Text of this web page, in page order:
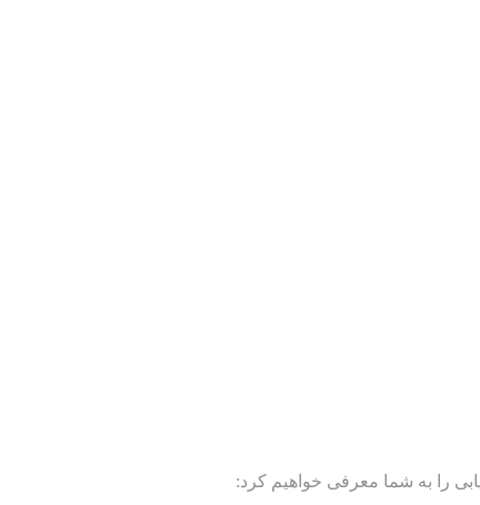
را به شما معرفی خواهیم کرد: